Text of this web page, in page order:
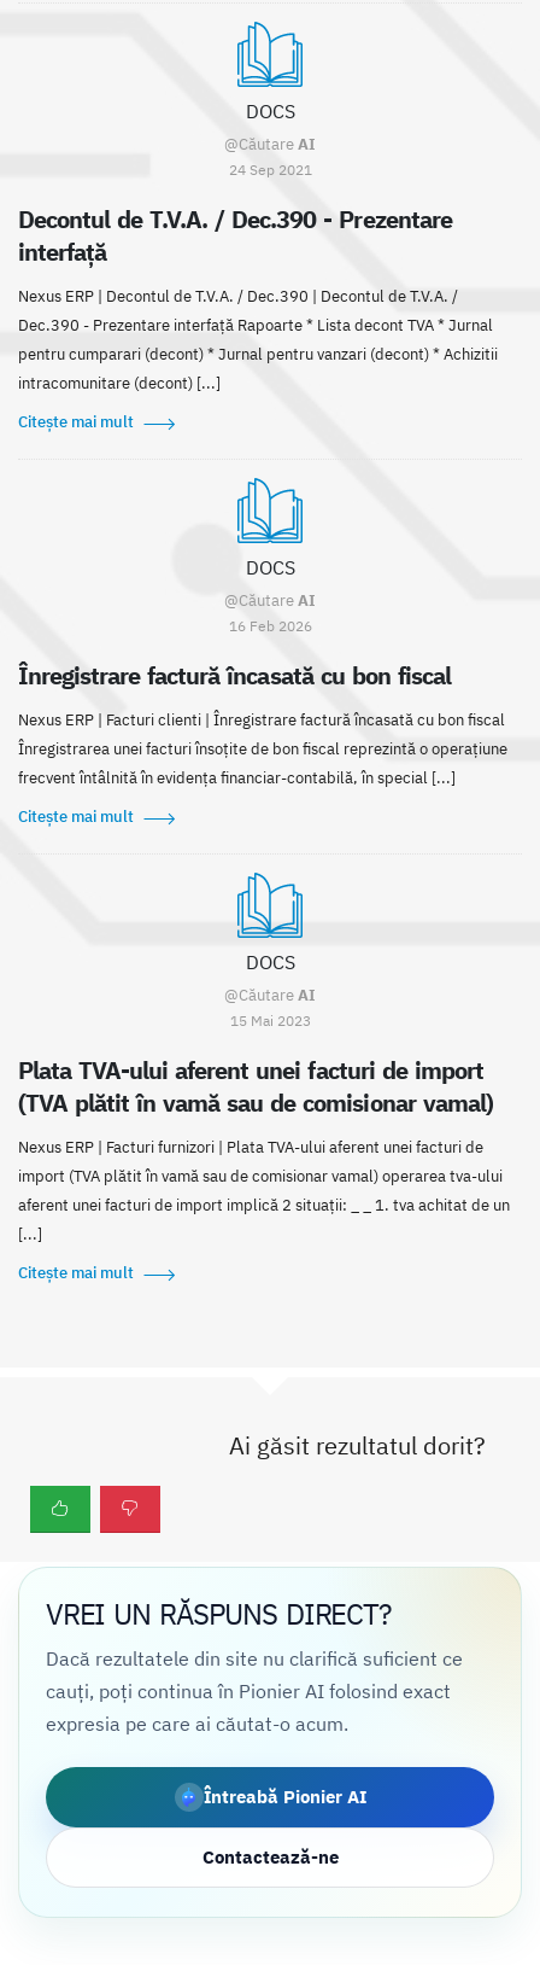
DOCS
@CăutareAI
24 Sep 2021
Decontul de T.V.A. / Dec.390 - Prezentare
interfață
Nexus ERP | Decontul de T.V.A. / Dec.390 | Decontul de T.V.A. /
Dec.390 - Prezentare interfață Rapoarte * Lista decont TVA * Jurnal
pentru cumparari (decont) * Jurnal pentru vanzari (decont) * Achizitii
intracomunitare (decont) [...]
Citește mai mult
DOCS
@CăutareAI
16 Feb 2026
Înregistrare factură încasată cu bon fiscal
Nexus ERP | Facturi clienti | Înregistrare factură încasată cu bon fiscal
Înregistrarea unei facturi însoțite de bon fiscal reprezintă o operațiune
frecvent întâlnită în evidența financiar-contabilă, în special [...]
Citește mai mult
DOCS
@CăutareAI
15 Mai 2023
Plata TVA-ului aferent unei facturi de import
(TVA plătit în vamă sau de comisionar vamal)
Nexus ERP | Facturi furnizori | Plata TVA-ului aferent unei facturi de
import (TVA plătit în vamă sau de comisionar vamal) operarea tva-ului
aferent unei facturi de import implică 2 situații: _ _ 1. tva achitat de un
[...]
Citește mai mult
Ai găsit rezultatul dorit?
VREI UN RĂSPUNS DIRECT?
Dacă rezultatele din site nu clarifică suficient ce
cauți, poți continua în Pionier AI folosind exact
expresia pe care ai căutat-o acum.
Întreabă Pionier AI
Contactează-ne